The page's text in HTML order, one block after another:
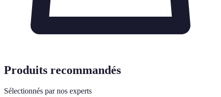
Produits recommandés
Sélectionnés par nos experts